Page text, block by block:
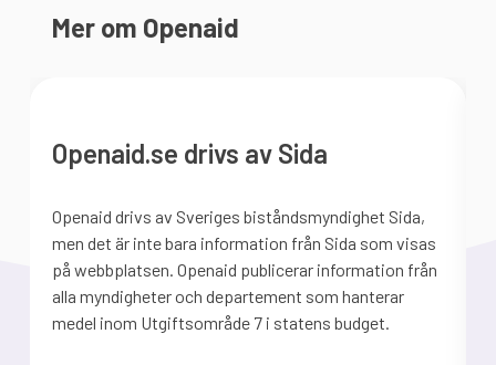
Mer om Openaid
Openaid.se drivs av Sida
Openaid drivs av Sveriges biståndsmyndighet Sida,
men det är inte bara information från Sida som visas
på webbplatsen. Openaid publicerar information från
alla myndigheter och departement som hanterar
medel inom Utgiftsområde 7 i statens budget.